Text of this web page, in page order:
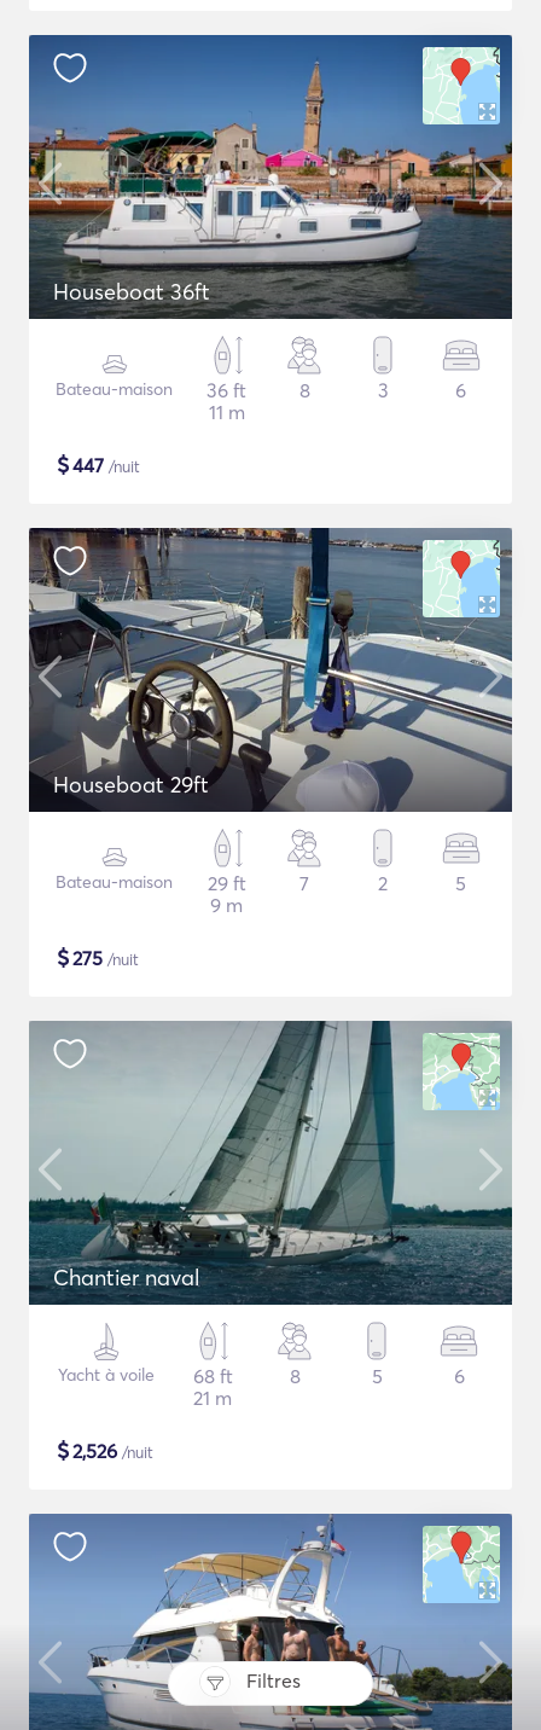
Filtres
Houseboat 36ft
Bateau-maison
36 ft
11 m
8 3 6
$447 /nuit
Houseboat 29ft
Bateau-maison
29 ft
9 m
7 2 5
$275 /nuit
Chantier naval
Yacht à voile
68 ft
21 m
8 5 6
$2,526 /nuit